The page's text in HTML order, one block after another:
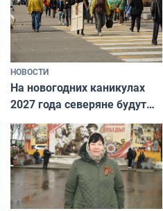
НОВОСТИ
На новогодних каникулах
2027 года северяне будут
отдыхать 11 дней